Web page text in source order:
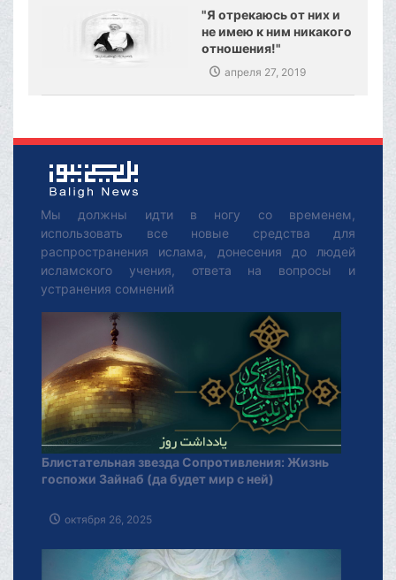
"Я отрекаюсь от них и
не имею к ним никакого
отношения!"
апреля 27, 2019
Мы должны идти в ногу со временем,
использовать все новые средства для
распространения ислама, донесения до людей
исламского учения, ответа на вопросы и
устранения сомнений
Блистательная звезда Сопротивления: Жизнь
госпожи Зайнаб (да будет мир с ней)
октября 26, 2025